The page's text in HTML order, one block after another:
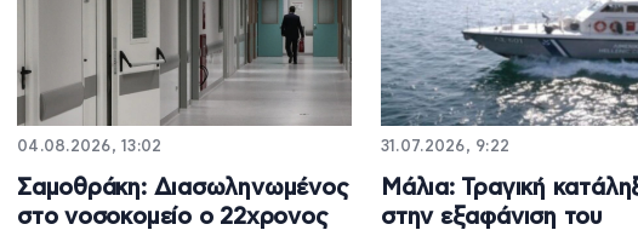
04.08.2026, 13:02
Σαμοθράκη: Διασωληνωμένος
στο νοσοκομείο ο 22χρονος
31.07.2026, 9:22
Μάλια: Τραγική
στην εξαφάνιση του